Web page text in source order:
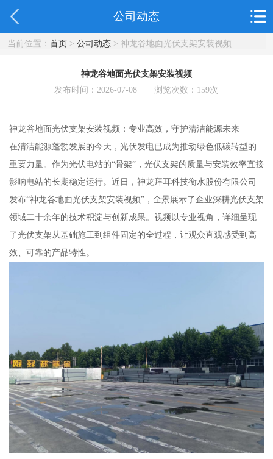
公司动态
当前位置： 首页> 公司动态> 神龙谷地面光伏支架安装视频
神龙谷地面光伏支架安装视频
发布时间：2026-07-08 浏览次数： 159次
神龙谷地面光伏支架安装视频：专业高效，守护清洁能源未来
在清洁能源蓬勃发展的今天，光伏发电已成为推动绿色低碳转型的
重要力量。作为光伏电站的“骨架”，光伏支架的质量与安装效率直接
影响电站的长期稳定运行。近日，神龙拜耳科技衡水股份有限公司
发布“神龙谷地面光伏支架安装视频”，全景展示了企业深耕光伏支架
领域二十余年的技术积淀与创新成果。视频以专业视角，详细呈现
了光伏支架从基础施工到组件固定的全过程，让观众直观感受到高
效、可靠的产品特性。